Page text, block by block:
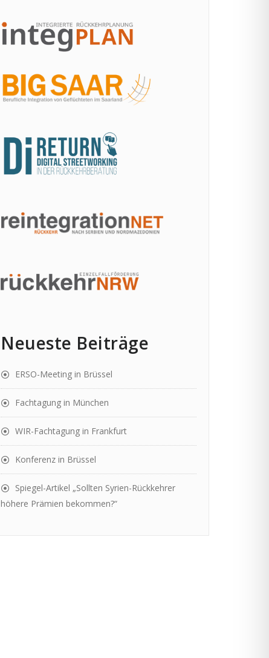
Neueste Beiträge
ERSO-Meeting in Brüssel
Fachtagung in München
WIR-Fachtagung in Frankfurt
Konferenz in Brüssel
Spiegel-Artikel „Sollten Syrien-Rückkehrer
höhere Prämien bekommen?“